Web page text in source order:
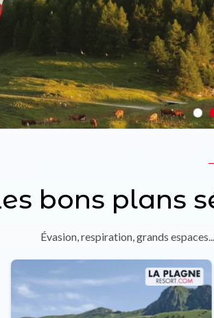
bons plans
Évasion, respiration, grands